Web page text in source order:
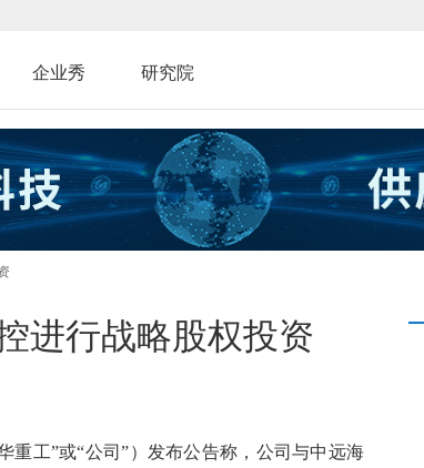
企业秀 研究院
进行战略股权投资
重工”或“公司”）发布公告称，公司与中远海